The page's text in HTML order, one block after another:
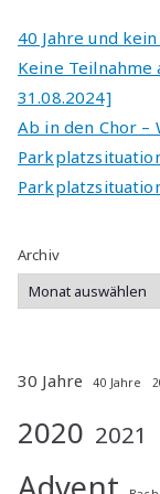
ti
v
e
:
40 Jahre und
Keine
31.08.2024]
Ab in den Chor –
Archiv
30 Jahre 40 Jahre
2020 2021